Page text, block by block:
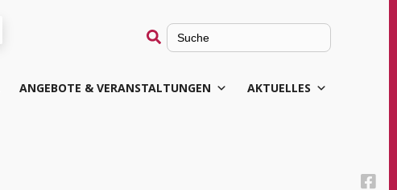
ANGEBOTE & VERANSTALTUNGEN AKTUELLES